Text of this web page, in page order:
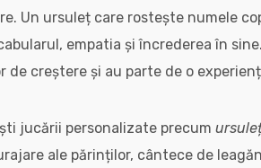
Un ursuleț care rostește numele
empatia și încrederea în
de creștere și au parte de o
jucării personalizate precum
ale părinților, cântece de